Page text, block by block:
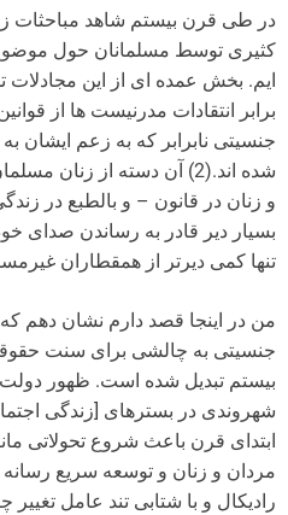
در طی قرن بیستم شاهد مباحثات
کثیری توسط مسلمانان حول موضوع
ایم. بخش عمده ای از این مجادلات
برابر انتقادات مدرنیست ها از
جنسیتی نابرابر که به زعم ایشان
شده اند.(2) آن دسته از زنان
و زنان در قانون – و بالطبع در
بسیار دیر قادر به رساندن صدای
تنها کمی دیرتر از همقطاران
من در اینجا قصد دارم نشان دهم
جنسیتی به چالشی برای سنت
بیستم تبدیل شده است. ظهور
شهروندی در بسترهای [زندگی
ابتدای قرن باعث شروع تحولاتی
مردان و زنان و توسعه سریع
رادیکال و با شتابی تند عامل